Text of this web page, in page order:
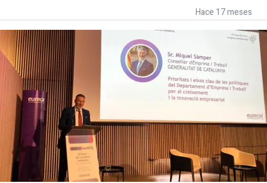
Hace 17 meses